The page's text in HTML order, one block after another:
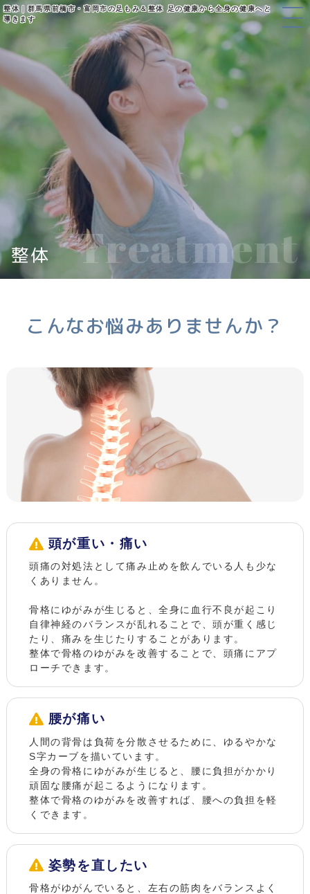
整体｜群馬県前橋市・富岡市の足もみ＆整体 足の健康から全身の健康へと
導きます
整体 Treatment
こんなお悩みありませんか？
頭が重い・痛い
頭痛の対処法として痛み止めを飲んでいる人も少な
くありません。
骨格にゆがみが生じると、全身に血行不良が起こり
自律神経のバランスが乱れることで、頭が重く感じ
たり、痛みを生じたりすることがあります。
整体で骨格のゆがみを改善することで、頭痛にアプ
ローチできます。
腰が痛い
人間の背骨は負荷を分散させるために、ゆるやかな
S字カーブを描いています。
全身の骨格にゆがみが生じると、腰に負担がかかり
頑固な腰痛が起こるようになります。
整体で骨格のゆがみを改善すれば、腰への負担を軽
くできます。
姿勢を直したい
骨格がゆがんでいると、左右の筋肉をバランスよく